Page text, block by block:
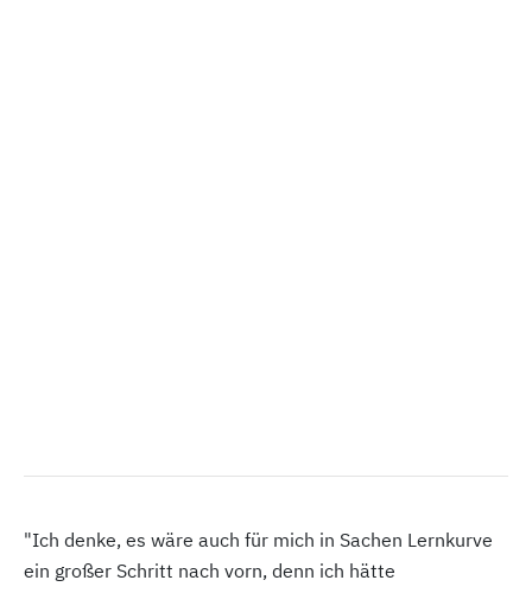
"Ich denke, es wäre auch für mich in Sachen Lernkurve
ein großer Schritt nach vorn, denn ich hätte